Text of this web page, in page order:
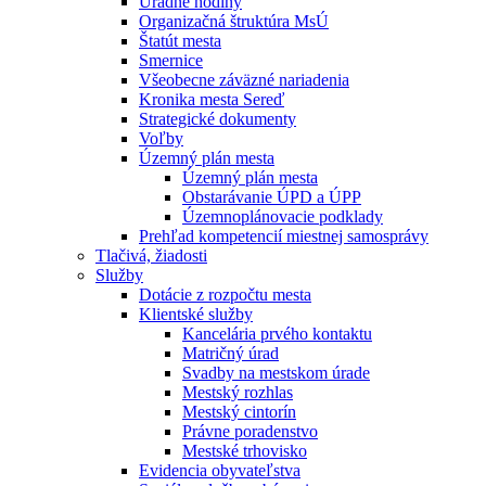
Organizačná štruktúra MsÚ
Štatút mesta
Smernice
Všeobecne záväzné nariadenia
Kronika mesta Sereď
Strategické dokumenty
Voľby
Územný plán mesta
Územný plán mesta
Obstarávanie ÚPD a ÚPP
Územnoplánovacie podklady
Prehľad kompetencií miestnej samosprávy
Tlačivá, žiadosti
Služby
Dotácie z rozpočtu mesta
Klientské služby
Kancelária prvého kontaktu
Matričný úrad
Svadby na mestskom úrade
Mestský rozhlas
Mestský cintorín
Právne poradenstvo
Mestské trhovisko
Evidencia obyvateľstva